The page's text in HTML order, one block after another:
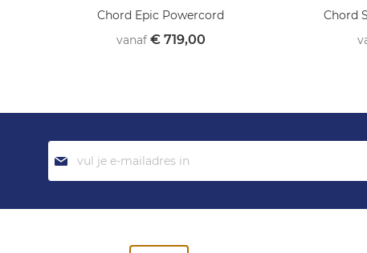
Chord Epic Powercord
vanaf € 719,00
Chord
je
op
nieuwsbrief: